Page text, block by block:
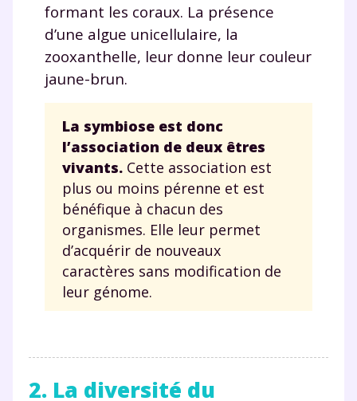
formant les coraux. La présence
d’une algue unicellulaire, la
zooxanthelle, leur donne leur couleur
jaune-brun.
La symbiose est donc
l’association de deux êtres
vivants. Cette association est
plus ou moins pérenne et est
bénéfique à chacun des
organismes. Elle leur permet
d’acquérir de nouveaux
caractères sans modification de
leur génome.
2. La diversité du